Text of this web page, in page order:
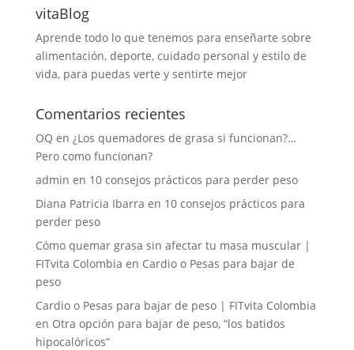
vitaBlog
Aprende todo lo que tenemos para enseñarte sobre
alimentación, deporte, cuidado personal y estilo de
vida, para puedas verte y sentirte mejor
Comentarios recientes
OQ en ¿Los quemadores de grasa si funcionan?…
Pero como funcionan?
admin en 10 consejos prácticos para perder peso
Diana Patricia Ibarra en 10 consejos prácticos para
perder peso
Cómo quemar grasa sin afectar tu masa muscular |
FITvita Colombia en Cardio o Pesas para bajar de
peso
Cardio o Pesas para bajar de peso | FITvita Colombia
en Otra opción para bajar de peso, “los batidos
hipocalóricos”